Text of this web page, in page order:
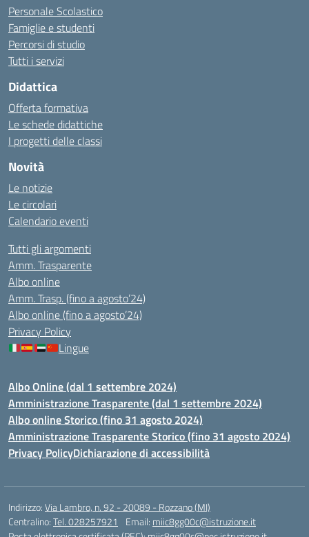
Personale Scolastico
Famiglie e studenti
Percorsi di studio
Tutti i servizi
Didattica
Offerta formativa
Le schede didattiche
I progetti delle classi
Novità
Le notizie
Le circolari
Calendario eventi
Tutti gli argomenti
Amm. Trasparente
Albo online
Amm. Trasp. (fino a agosto’24)
Albo online (fino a agosto’24)
Privacy Policy
Lingue
Albo Online (dal 1 settembre 2024)
Amministrazione Trasparente (dal 1 settembre 2024)
Albo online Storico (fino 31 agosto 2024)
Amministrazione Trasparente Storico (fino 31 agosto 2024)
Privacy PolicyDichiarazione di accessibilità
Indirizzo:Via Lambro, n. 92 - 20089 - Rozzano (MI)
Centralino:Tel. 028257921 Email: miic8gg00c@istruzione.it